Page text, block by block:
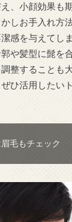
、小顔効果も
しお手入れ方
感を与えてし
や髪型に髭を
整することも
ひ活用したい
毛もチェック